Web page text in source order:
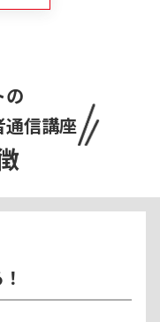
の
通信講座